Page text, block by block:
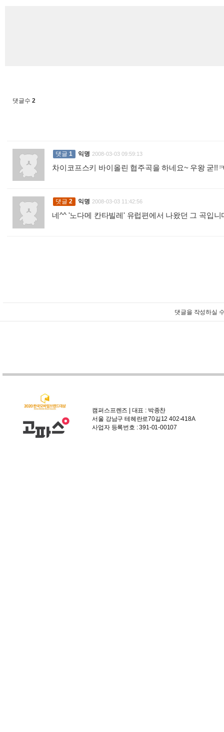
댓글수 2
댓글 1 익명 2008-03-03 09:59:13
차이코프스키 바이올린 협주곡을 하네요~ 우왕 굳!!
댓글 2 익명 2008-03-03 11:42:56
네^^ '노다메 칸타빌레' 유럽편에서 나왔던 그 곡입
댓글을 작성하실
캠퍼스프렌즈 | 대표 : 박종찬
서울 강남구 테헤란로70길12 402-418A
사업자 등록번호 : 391-01-00107